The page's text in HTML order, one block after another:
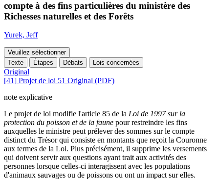
compte à des fins particulières du ministère des
Richesses naturelles et des Forêts
Yurek, Jeff
Veuillez sélectionner
Texte
Étapes Débats Lois concernées
Original
[41] Projet de loi 51 Original (PDF)
note explicative
Le projet de loi modifie l'article 85 de la Loi de 1997 sur la
protection du poisson et de la faune pour restreindre les fins
auxquelles le ministre peut prélever des sommes sur le compte
distinct du Trésor qui consiste en montants que reçoit la Couronne
aux termes de la Loi. Plus précisément, il supprime les versements
qui doivent servir aux questions ayant trait aux activités des
personnes lorsque celles-ci interagissent avec les populations
d'animaux sauvages ou de poissons ou ont un impact sur elles.